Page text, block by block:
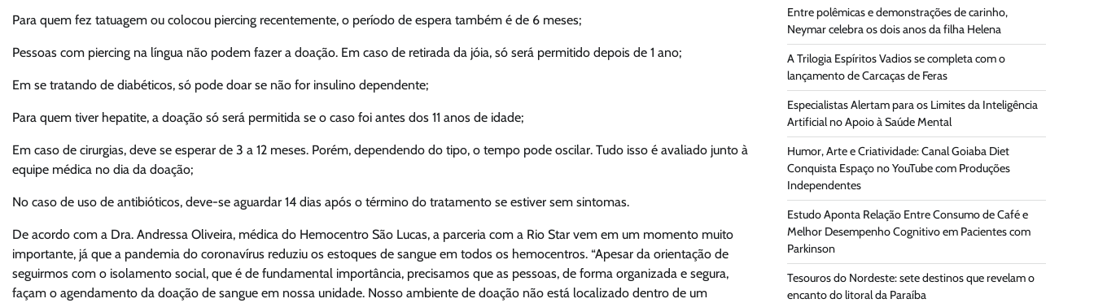
Para quem fez tatuagem ou colocou piercing recentemente, o período de espera também é de 6 meses;
Pessoas com piercing na língua não podem fazer a doação. Em caso de retirada da jóia, só será permitido depois de 1 ano;
Em se tratando de diabéticos, só pode doar se não for insulino dependente;
Para quem tiver hepatite, a doação só será permitida se o caso foi antes dos 11 anos de idade;
Em caso de cirurgias, deve se esperar de 3 a 12 meses. Porém, dependendo do tipo, o tempo pode oscilar. Tudo isso é avaliado junto à
equipe médica no dia da doação;
No caso de uso de antibióticos, deve-se aguardar 14 dias após o término do tratamento se estiver sem sintomas.
De acordo com a Dra. Andressa Oliveira, médica do Hemocentro São Lucas, a parceria com a Rio Star vem em um momento muito
importante, já que a pandemia do coronavírus reduziu os estoques de sangue em todos os hemocentros. “Apesar da orientação de
seguirmos com o isolamento social, que é de fundamental importância, precisamos que as pessoas, de forma organizada e segura,
façam o agendamento da doação de sangue em nossa unidade. Nosso ambiente de doação não está localizado dentro de um
Entre polêmicas e demonstrações de carinho,
Neymar celebra os dois anos da filha Helena
A Trilogia Espíritos Vadios se completa com o
lançamento de Carcaças de Feras
Especialistas Alertam para os Limites da Inteligência
Artificial no Apoio à Saúde Mental
Humor, Arte e Criatividade: Canal Goiaba Diet
Conquista Espaço no YouTube com Produções
Independentes
Estudo Aponta Relação Entre Consumo de Café e
Melhor Desempenho Cognitivo em Pacientes com
Parkinson
Tesouros do Nordeste: sete destinos que revelam o
encanto do litoral da Paraíba